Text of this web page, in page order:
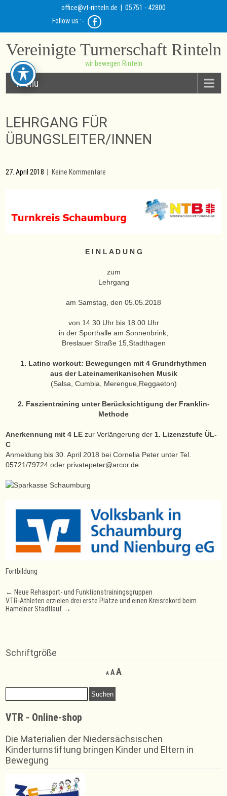
office@vt-rinteln.de | 05751 - 42800
Follow us :-
Vereinigte Turnerschaft Rinteln
wir bewegen Rinteln
Menu
LEHRGANG FÜR
ÜBUNGSLEITER/INNEN
27. April 2018 Keine Kommentare
E I N L A D U N G
zum
Lehrgang
am Samstag, den 05.05.2018
von 14.30 Uhr bis 18.00 Uhr
in der Sporthalle am Sonnenbrink,
Breslauer Straße 15,Stadthagen
1. Latino workout: Bewegungen mit 4 Grundrhythmen
aus der Lateinamerikanischen Musik
(Salsa, Cumbia, Merengue,Reggaeton)
2. Faszientraining unter Berücksichtigung der Franklin-
Methode
Anerkennung mit 4 LE zur Verlängerung der 1. Lizenzstufe ÜL-
C
Anmeldung bis 30. April 2018 bei Cornelia Peter unter Tel.
05721/79724 oder privatepeter@arcor.de
Fortbildung
Post
navigation
← Neue Rehasport- und Funktionstrainingsgruppen
VTR-Athleten erzielen drei erste Plätze und einen Kreisrekord beim
Hamelner Stadtlauf →
Schriftgröße
A
Decrease
font
AReset
size.
AIncrease
Suchen
nach:
VTR - Online-shop
Die Materialien der Niedersächsischen
Kinderturnstiftung bringen Kinder und Eltern in
Bewegung